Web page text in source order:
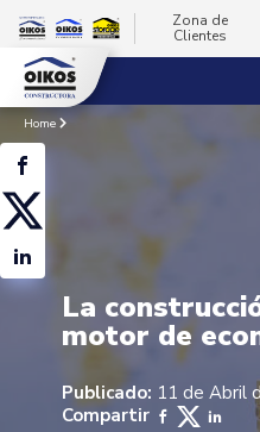
Zona de
Clientes
Home
La
motor de
Publicado: 11 de Abril
Compartir